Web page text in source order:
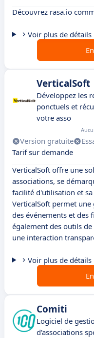
Découvrez rasa.io
Voir plus de détails
VerticalSoft
Développez les
ponctuels et
votre asso
Version gratuite
Tarif sur demande
VerticalSoft offre une
associations, se
facilité d'utilisation et
VerticalSoft permet une
des événements et des
également des outils
une interaction
Voir plus de détails
Comiti
Logiciel de
d'associations